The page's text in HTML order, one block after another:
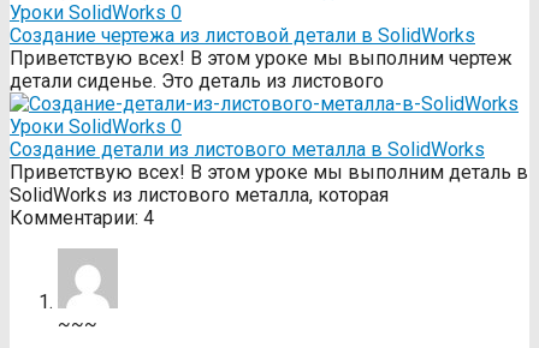
Уроки SolidWorks 0
Создание чертежа из листовой детали в SolidWorks
Приветствую всех! В этом уроке мы выполним чертеж
детали сиденье. Это деталь из листового
Уроки SolidWorks 0
Создание детали из листового металла в SolidWorks
Приветствую всех! В этом уроке мы выполним деталь в
SolidWorks из листового металла, которая
Комментарии: 4
~~~